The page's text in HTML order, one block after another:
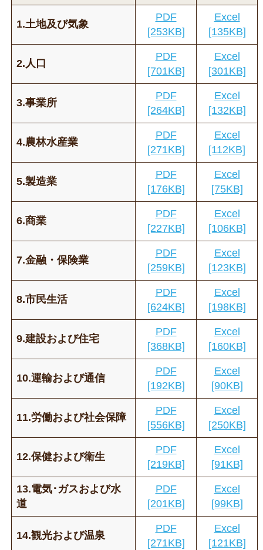
1.土地及び気象
PDF
[253KB]
Excel
[135KB]
2.人口
PDF
[701KB]
Excel
[301KB]
3.事業所
PDF
[264KB]
Excel
[132KB]
4.農林水産業
PDF
[271KB]
Excel
[112KB]
5.製造業
PDF
[176KB]
Excel
[75KB]
6.商業
PDF
[227KB]
Excel
[106KB]
7.金融・保険業
PDF
[259KB]
Excel
[123KB]
8.市民生活
PDF
[624KB]
Excel
[198KB]
9.建設および住宅
PDF
[368KB]
Excel
[160KB]
10.運輸および通信
PDF
[192KB]
Excel
[90KB]
11.労働および社会保障
PDF
[556KB]
Excel
[250KB]
12.保健および衛生
PDF
[219KB]
Excel
[91KB]
13.電気･ガスおよび水
道
PDF
[201KB]
Excel
[99KB]
14.観光および温泉
PDF
[271KB]
Excel
[121KB]